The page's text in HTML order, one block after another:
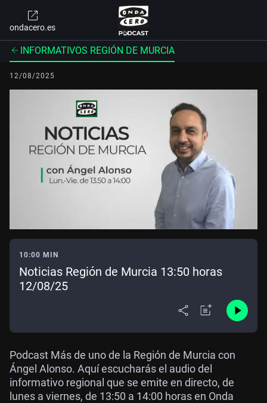
ondacero.es
INFORMATIVOS REGIÓN DE MURCIA
12/08/2025
10:00 MIN
Noticias Región de Murcia 13:50 horas
12/08/25
Podcast Más de uno de la Región de Murcia con
Ángel Alonso. Aquí escucharás el audio del
informativo regional que se emite en directo, de
lunes a viernes, de 13:50 a 14:00 horas en Onda